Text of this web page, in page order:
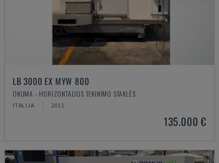
LB 3000 EX MYW 800
OKUMA - HORIZONTALIOS TEKINIMO STAKLĖS
ITALIJA 2011
135.000 €